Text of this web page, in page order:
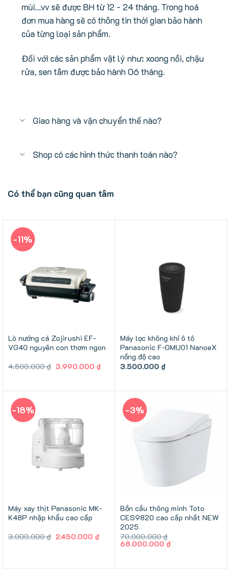
mùi...vv sẽ được BH từ 12 - 24 tháng. Trong hoá
đơn mua hàng sẽ có thông tin thời gian bảo hành
của từng loại sản phẩm.
Đối với các sản phẩm vật lý như: xoong nồi, chậu
rửa, sen tắm được bảo hành 06 tháng.
Giao hàng và vận chuyển thế nào?
Shop có các hình thức thanh toán nào?
Có thể bạn cũng quan tâm
-11%
Lò nướng cá Zojirushi EF-
VG40 nguyên con thơm ngon
4.500.000₫ Giá
3.990.000₫
3.990.000 ₫.
Máy lọc không khí ô tô
Panasonic F-GMU01 NanoeX
nồng độ cao
3.500.000 ₫
-18%
Máy xay thịt Panasonic MK-
K48P nhập khẩu cao cấp
3.000.000₫ Giá
2.450.000₫
-3%
Bồn cầu thông minh Toto
CES9820 cao cấp nhất NEW
2025
70.000.000₫
Giá
68.000.000 ₫Giá